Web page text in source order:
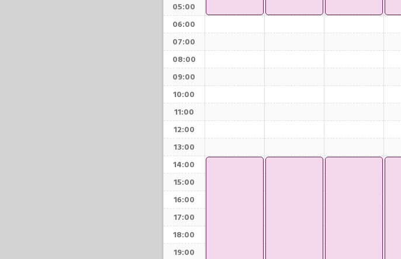
05:00
06:00
07:00
08:00
09:00
10:00
11:00
12:00
13:00
14:00
15:00
16:00
17:00
18:00
19:00